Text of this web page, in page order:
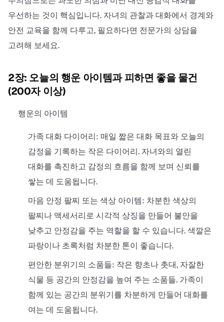
우선하는 것이 핵심입니다. 자녀의 관찰과 대화에서 경계와
안전 교육을 함께 다루고, 필요하다면 전문가의 상담을
고려해 보세요.
2장: 오늘의 행운 아이템과 피하면 좋을 물건
(200자 이상)
행운의 아이템
가족 대화 다이어리: 매일 짧은 대화 목표와 오늘의
감정을 기록하는 작은 다이어리. 자녀와의 열린
대화를 촉진하고 감정의 흐름을 함께 보며 신뢰를
쌓는 데 도움됩니다.
마음 안정 팔찌 또는 색상 아이템: 차분한 색상의
팔찌나 액세서리로 시각적 상징을 만들어 불안을
낮추고 안정감을 주는 역할을 할 수 있습니다. 색깔은
파랑이나 초록처럼 차분한 톤이 좋습니다.
편안한 분위기의 소품들: 작은 향초나 촛대, 자잘한
식물 등 공간의 안정감을 높여 주는 소품들. 가족이
함께 있는 공간의 분위기를 차분하게 만들어 대화를
여는 데 도움됩니다.